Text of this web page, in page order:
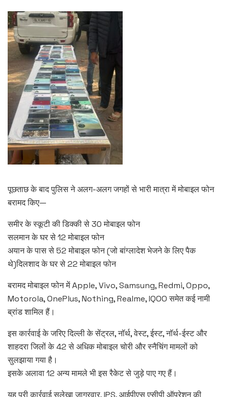
पूछताछ के बाद पुलिस ने अलग-अलग जगहों से भारी मात्रा में मोबाइल फोन
बरामद किए—
समीर के स्कूटी की डिक्की से 30 मोबाइल फोन
सलमान के घर से 12 मोबाइल फोन
अयान के पास से 52 मोबाइल फोन (जो बांग्लादेश भेजने के लिए पैक
थे)दिलशाद के घर से 22 मोबाइल फोन
बरामद मोबाइल फोन में Apple, Vivo, Samsung, Redmi, Oppo,
Motorola, OnePlus, Nothing, Realme, IQOO समेत कई नामी
ब्रांड शामिल हैं।
इस कार्रवाई के जरिए दिल्ली के सेंट्रल, नॉर्थ, वेस्ट, ईस्ट, नॉर्थ-ईस्ट और
शाहदरा जिलों के 42 से अधिक मोबाइल चोरी और स्नैचिंग मामलों को
सुलझाया गया है।
इसके अलावा 12 अन्य मामले भी इस रैकेट से जुड़े पाए गए हैं।